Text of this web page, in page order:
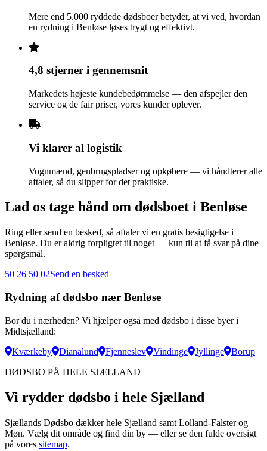
Mere end 5.000 ryddede dødsboer betyder, at vi ved, hvordan
en rydning i Benløse løses trygt og effektivt.
4,8 stjerner i gennemsnit
Markedets højeste kundebedømmelse — den afspejler den
service og de fair priser, vores kunder oplever.
Vi klarer al logistik
Vognmænd, genbrugspladser og opkøbere — vi håndterer alle
aftaler, så du slipper for det praktiske.
Lad os tage hånd om dødsboet i Benløse
Ring eller send en besked, så aftaler vi en gratis besigtigelse i
Benløse. Du er aldrig forpligtet til noget — kun til at få svar på dine
spørgsmål.
50 26 50 02Send en besked
Rydning af dødsbo nær Benløse
Bor du i nærheden? Vi hjælper også med dødsbo i disse byer i
Midtsjælland:
Kværkeby
Dianalund Fjenneslev Vindinge Jyllinge
Borup
DØDSBO PÅ HELE SJÆLLAND
Vi rydder dødsbo i hele Sjælland
Sjællands Dødsbo dækker hele Sjælland samt Lolland-Falster og
Møn. Vælg dit område og find din by — eller se den fulde oversigt
på vores sitemap.